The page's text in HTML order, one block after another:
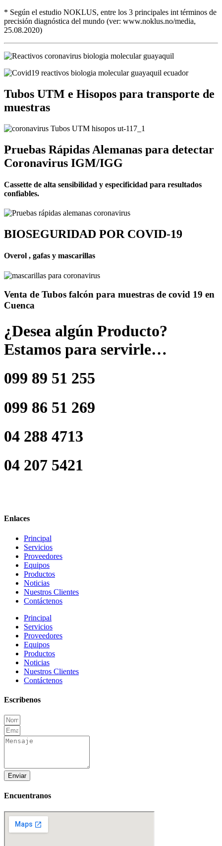
* Según el estudio NOKLUS, entre los 3 principales int términos de
precisión diagnóstica del mundo (ver: www.noklus.no/media,
25.08.2020)
Tubos UTM e Hisopos para transporte de
muestras
Pruebas Rápidas Alemanas para detectar
Coronavirus IGM/IGG
Cassette de alta sensibilidad y especificidad para resultados
confiables.
BIOSEGURIDAD POR COVID-19
Overol , gafas y mascarillas
Venta de Tubos falcón para muestras de covid 19 en
Cuenca
¿Desea algún Producto?
Estamos para servirle…
099 89 51 255
099 86 51 269
04 288 4713
04 207 5421
Enlaces
Principal
Servicios
Proveedores
Equipos
Productos
Noticias
Nuestros Clientes
Contáctenos
Principal
Servicios
Proveedores
Equipos
Productos
Noticias
Nuestros Clientes
Contáctenos
Escribenos
Enviar
Encuentranos